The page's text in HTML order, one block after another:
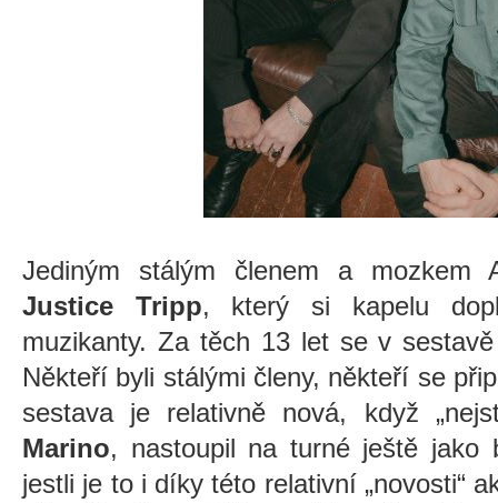
Jediným stálým členem a mozkem
Justice Tripp, který si kapelu
muzikanty. Za těch 13 let se v
Někteří byli stálými členy, někteří se
sestava je relativně nová, když
Marino, nastoupil na turné ještě jako
jestli je to i díky této relativní „novosti“